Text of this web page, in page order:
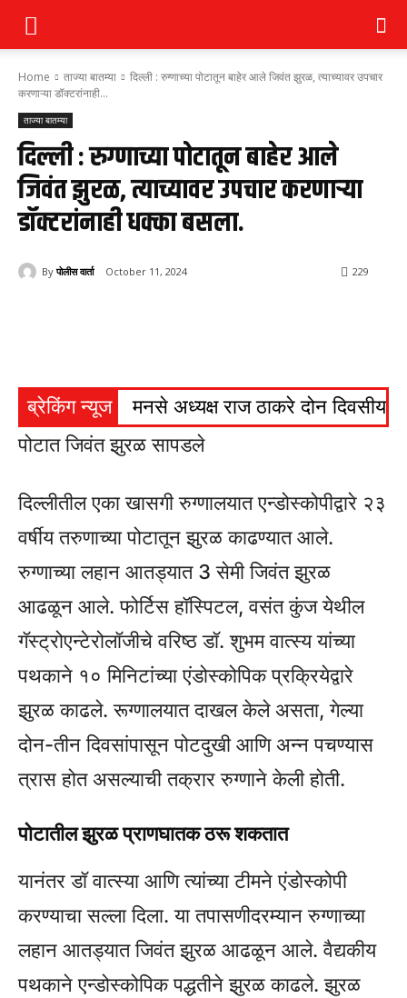
Home ताज्या बातम्या
दिल्ली : रुग्णाच्या पोटातून बाहेर आले जिवंत झुरळ, त्याच्यावर उपचार
करणाऱ्या डॉक्टरांनाही...
ताज्या बातम्या
दिल्ली : रुग्णाच्या पोटातून बाहेर आले
जिवंत झुरळ, त्याच्यावर उपचार करणाऱ्या
डॉक्टरांनाही धक्का बसला.
By पोलीस वार्ता October 11, 2024 229
ब्रेकिंग न्यूज मनसे अध्यक्ष राज ठाकरे दोन दिवसीय
पोटात जिवंत झुरळ सापडले
दिल्लीतील एका खासगी रुग्णालयात एन्डोस्कोपीद्वारे २३
वर्षीय तरुणाच्या पोटातून झुरळ काढण्यात आले.
रुग्णाच्या लहान आतड्यात 3 सेमी जिवंत झुरळ
आढळून आले. फोर्टिस हॉस्पिटल, वसंत कुंज येथील
गॅस्ट्रोएन्टेरोलॉजीचे वरिष्ठ डॉ. शुभम वात्स्य यांच्या
पथकाने १० मिनिटांच्या एंडोस्कोपिक प्रक्रियेद्वारे
झुरळ काढले. रूग्णालयात दाखल केले असता, गेल्या
दोन-तीन दिवसांपासून पोटदुखी आणि अन्न पचण्यास
त्रास होत असल्याची तक्रार रुग्णाने केली होती.
पोटातील झुरळ प्राणघातक ठरू शकतात
यानंतर डॉ वात्स्या आणि त्यांच्या टीमने एंडोस्कोपी
करण्याचा सल्ला दिला. या तपासणीदरम्यान रुग्णाच्या
लहान आतड्यात जिवंत झुरळ आढळून आले. वैद्यकीय
पथकाने एन्डोस्कोपिक पद्धतीने झुरळ काढले. झुरळ